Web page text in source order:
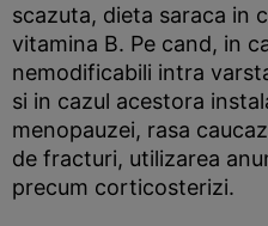
scazuta, dieta saraca in
vitamina B. Pe cand, in
nemodificabili intra
si in cazul acestora
menopauzei, rasa
de fracturi, utilizarea
precum corticosterizi.